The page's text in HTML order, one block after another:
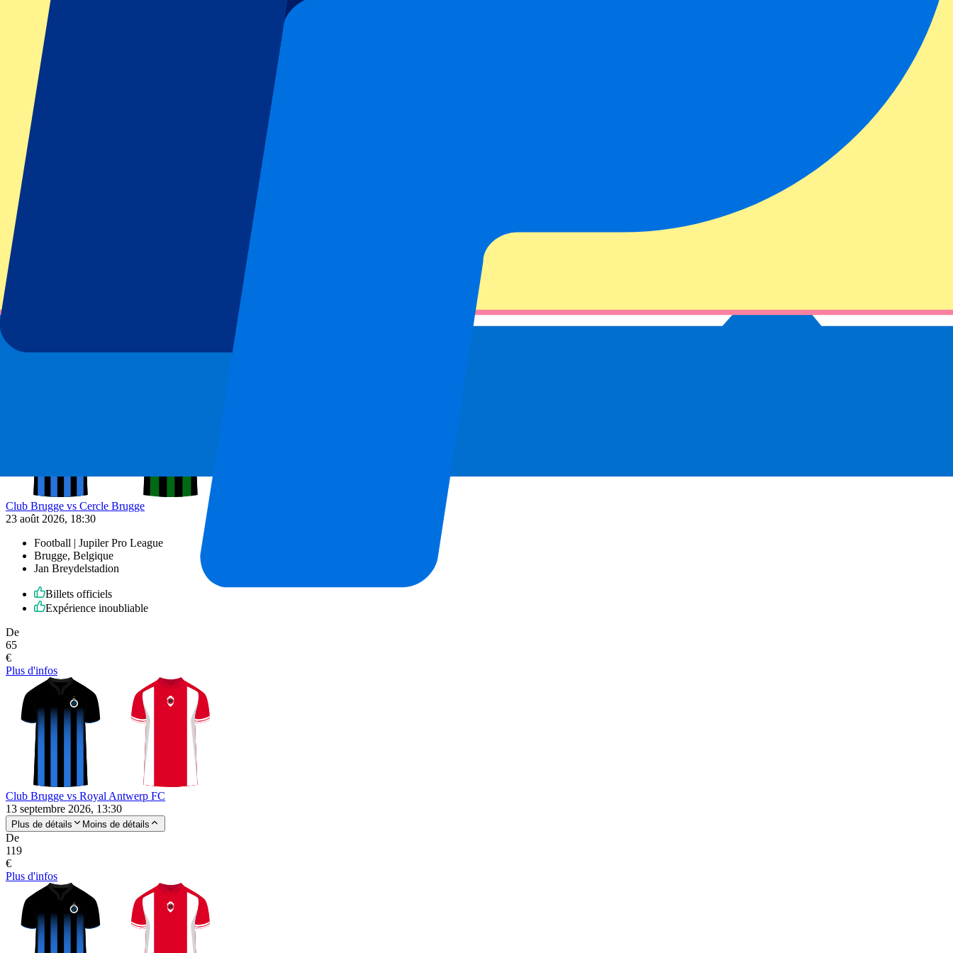
Club Brugge vs KV Kortrijk
7 août 2026, 20:45
Plus de détails
Les billets sont épuisés...
Notifiez-moi
De
Club Brugge vs Cercle Brugge
23 août 2026, 18:30
Football | Jupiler Pro League
Brugge, Belgique
Jan Breydelstadion
Billets officiels
Expérience inoubliable
De
65
€
Plus d'infos
Club Brugge vs Royal Antwerp FC
13 septembre 2026, 13:30
Plus de détails Moins de détails
De
119
€
Plus d'infos